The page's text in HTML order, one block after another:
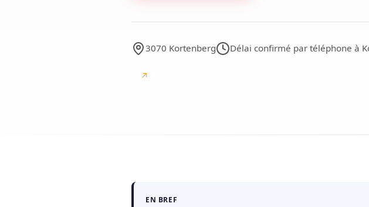
3070 Kortenberg Délai confirmé par téléphone à
↗
EN BREF